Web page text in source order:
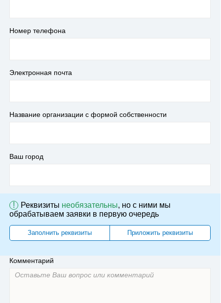
Номер телефона
Электронная почта
Название организации с формой собственности
Ваш город
! Реквизиты необязательны, но с ними мы
обрабатываем заявки в первую очередь
Заполнить реквизиты Приложить реквизиты
Комментарий